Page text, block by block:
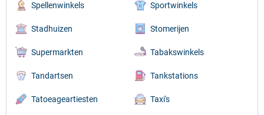
Spellenwinkels Sportwinkels
Stadhuizen Stomerijen
Supermarkten Tabakswinkels
Tandartsen Tankstations
Tatoeageartiesten Taxi's